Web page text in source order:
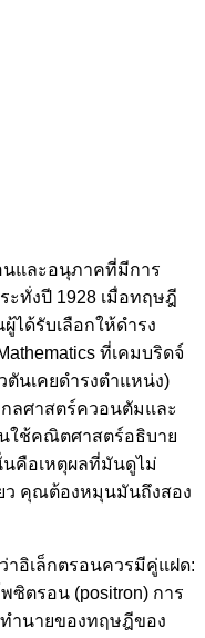
นและอนุภาคที่มีการ
ทั่งปี 1928 เมื่อทฤษฎี
ได้รับเลือกให้ดำรง
ที่เคมบริดจ์
นเคยดำรงตำแหน่ง)
ลศาสตร์ควอนตัมและ
ใช้คณิตศาสตร์อธิบาย
คือเหตุผลที่มันดูไม่
ว คุณต้องหมุนมันถึงสอง
าอิเล็กตรอนควรมีคู่แฝด:
ซิตรอน (positron) การ
ำนายของทฤษฎีของ